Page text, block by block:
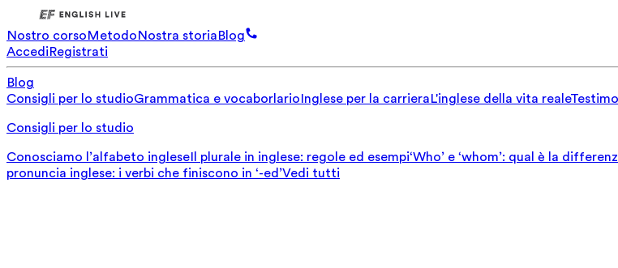
Nostro corsoMetodoNostra storiaBlog
AccediRegistrati
Blog
Consigli per lo studioGrammatica e vocaborlarioInglese per la carrieraL'inglese della vita reale
Consigli per lo studio
Conosciamo l’alfabeto ingleseIl plurale in inglese: regole ed esempi‘Who’ e ‘whom’: qual è la
pronuncia inglese: i verbi che finiscono in ‘-ed’Vedi tutti